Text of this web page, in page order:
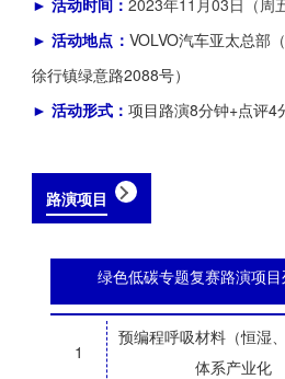
► 活动地点： VOLVO汽车亚太总部
徐行镇绿意路2088号）
► 活动形式： 项目路演8分钟+点评4
路演项目
绿色低碳专题复赛路演项
1
预编程呼吸材料（恒湿、
体系产业化